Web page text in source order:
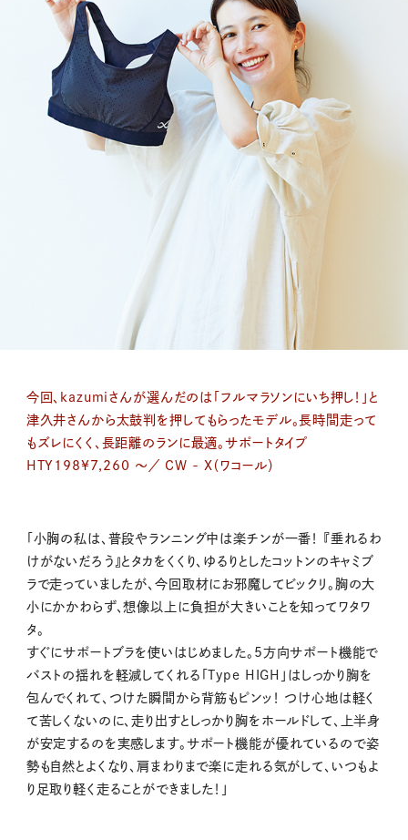
今回、kazumiさんが選んだのは「フルマラソンにいち押し！」と
津久井さんから太鼓判を押してもらったモデル。長時間走って
もズレにくく、長距離のランに最適。サポートタイプ
HTY198¥7,260 ～／ CW - X（ワコール）
「小胸の私は、普段やランニング中は楽チンが一番！ 『垂れるわ
けがないだろう』とタカをくくり、ゆるりとしたコットンのキャミブ
ラで走っていましたが、今回取材にお邪魔してビックリ。胸の大
小にかかわらず、想像以上に負担が大きいことを知ってワタワ
タ。
すぐにサポートブラを使いはじめました。5方向サポート機能で
バストの揺れを軽減してくれる「Type HIGH」はしっかり胸を
包んでくれて、つけた瞬間から背筋もピンッ！ つけ心地は軽く
て苦しくないのに、走り出すとしっかり胸をホールドして、上半身
が安定するのを実感します。サポート機能が優れているので姿
勢も自然とよくなり、肩まわりまで楽に走れる気がして、いつもよ
り足取り軽く走ることができました！」